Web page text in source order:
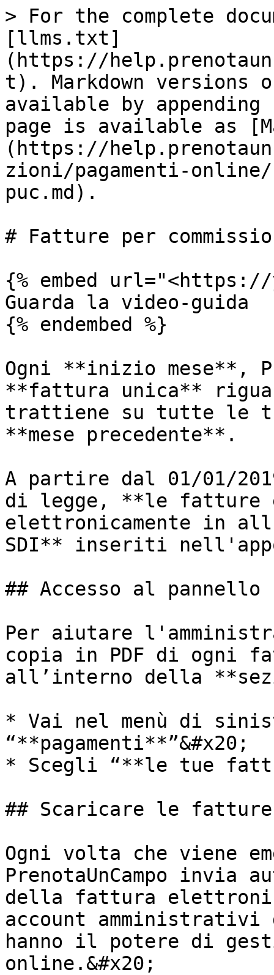
> For the complete
[llms.txt]
(https://
t). Markdown versions
available by
page is available as
(https://
zioni/pagamenti-
puc.md).
# Fatture per
{% embed url="<https://
Guarda la video-guida
{% endembed %}
Ogni **inizio mese**,
**fattura unica**
trattiene su tutte le
**mese precedente**.
A partire dal 01/01/
di legge, **le fatture
elettronicamente in
SDI** inseriti
## Accesso al pannello
Per aiutare
copia in PDF di ogni
all’interno della
* Vai nel menù di
“**pagamenti**”&#x20;
* Scegli “**le tue
## Scaricare le fatture
Ogni volta che viene
PrenotaUnCampo invia
della fattura
account
hanno il potere di
online.&#x20;